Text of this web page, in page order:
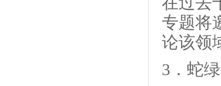
专题将
论该领
3．蛇